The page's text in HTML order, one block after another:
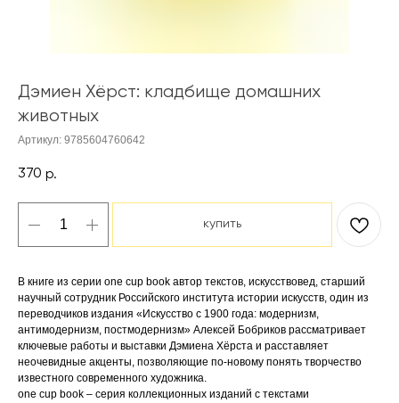
Дэмиен Хёрст: кладбище домашних
животных
Артикул: 9785604760642
370 р.
купить
В книге из серии one cup book автор текстов, искусствовед, старший
научный сотрудник Российского института истории искусств, один из
переводчиков издания «Искусство с 1900 года: модернизм,
антимодернизм, постмодернизм» Алексей Бобриков рассматривает
ключевые работы и выставки Дэмиена Хёрста и расставляет
неочевидные акценты, позволяющие по-новому понять творчество
известного современного художника.
one cup book – серия коллекционных изданий с текстами